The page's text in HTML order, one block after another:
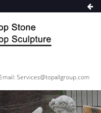
Email: Services@topallgroup.com